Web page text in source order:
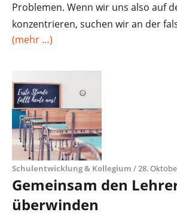
Problemen. Wenn wir uns also auf
konzentrieren, suchen wir an der
(mehr …)
Schulentwicklung & Kollegium / 28.
Gemeinsam den
überwinden